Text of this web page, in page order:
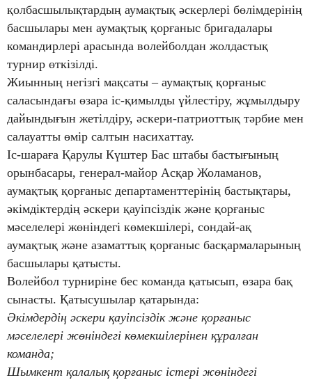
қолбасшылықтардың аумақтық әскерлері бөлімдерінің
басшылары мен аумақтық қорғаныс бригадалары
командирлері арасында волейболдан жолдастық
турнир өткізілді.
Жиынның негізгі мақсаты – аумақтық қорғаныс
саласындағы өзара іс-қимылды үйлестіру, жұмылдыру
дайындығын жетілдіру, әскери-патриоттық тәрбие мен
салауатты өмір салтын насихаттау.
Іс-шараға Қарулы Күштер Бас штабы бастығының
орынбасары, генерал-майор Асқар Жоламанов,
аумақтық қорғаныс департаменттерінің бастықтары,
әкімдіктердің әскери қауіпсіздік және қорғаныс
мәселелері жөніндегі көмекшілері, сондай-ақ
аумақтық және азаматтық қорғаныс басқармаларының
басшылары қатысты.
Волейбол турниріне бес команда қатысып, өзара бақ
сынасты. Қатысушылар қатарында:
Әкімдердің әскери қауіпсіздік және қорғаныс
мәселелері жөніндегі көмекшілерінен құралған
команда;
Шымкент қалалық қорғаныс істері жөніндегі